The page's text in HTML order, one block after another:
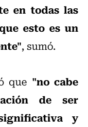
en todas las
esto es un
, sumó.
que "no cabe
de ser
y